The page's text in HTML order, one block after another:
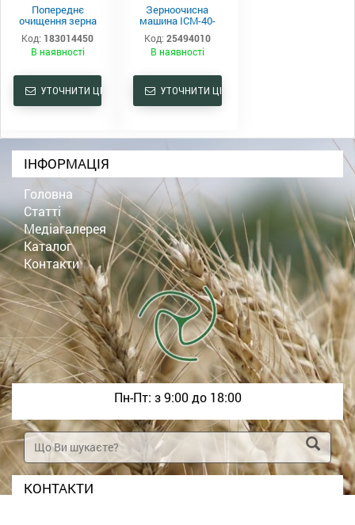
Попереднє
очищення зерна
ІСМ-40 ЦОК
Код: 183014450
В наявності
УТОЧНИТИ ЦІНУ
Зерноочисна
машина ІСМ-40-
ЦОК
Код: 25494010
В наявності
УТОЧНИТИ ЦІНУ
ІНФОРМАЦІЯ
Головна
Статті
Медіагалерея
Каталог
Контакти
Пн-Пт: з 9:00 до 18:00
КОНТАКТИ